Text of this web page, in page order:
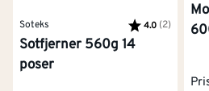
Soteks Karakter:
4.0 (2) av 5
Sotfjerner 560g 14
poser